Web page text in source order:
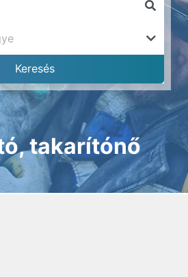
takarítónő